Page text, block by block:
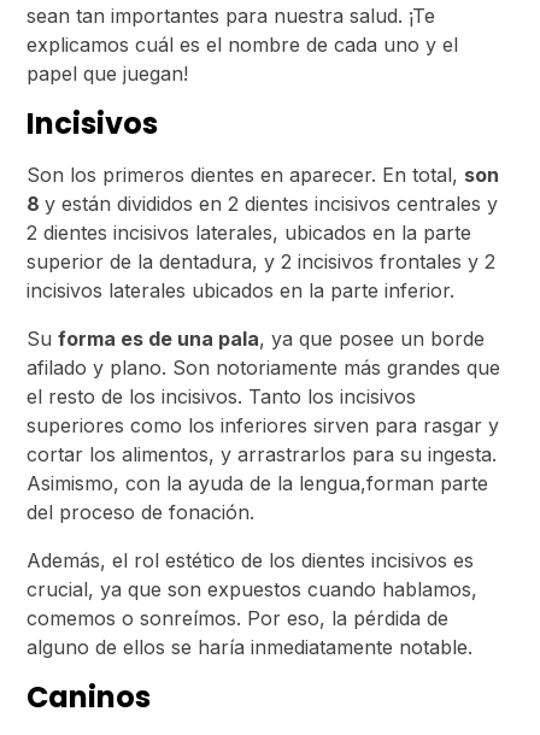
sean tan importantes para nuestra salud. ¡Te
explicamos cuál es el nombre de cada uno y el
papel que juegan!
Incisivos
Son los primeros dientes en aparecer. En total, son
8y están divididos en 2 dientes incisivos centrales y
2 dientes incisivos laterales, ubicados en la parte
superior de la dentadura, y 2 incisivos frontales y 2
incisivos laterales ubicados en la parte inferior.
Suforma es de una pala, ya que posee un borde
afilado y plano. Son notoriamente más grandes que
el resto de los incisivos. Tanto los incisivos
superiores como los inferiores sirven para rasgar y
cortar los alimentos, y arrastrarlos para su ingesta.
Asimismo, con la ayuda de la lengua,forman parte
del proceso de fonación.
Además, el rol estético de los dientes incisivos es
crucial, ya que son expuestos cuando hablamos,
comemos o sonreímos. Por eso, la pérdida de
alguno de ellos se haría inmediatamente notable.
Caninos